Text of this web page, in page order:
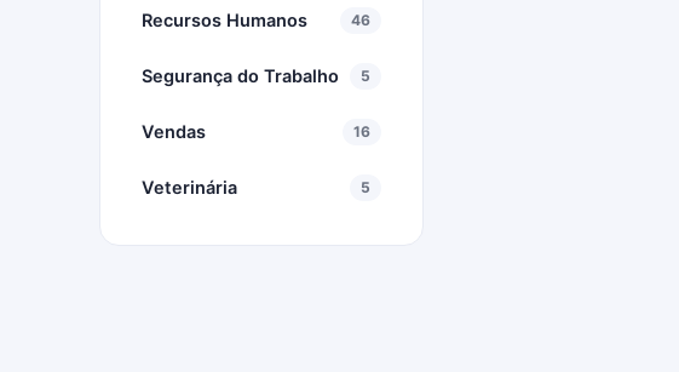
Recursos Humanos 46
Segurança do Trabalho 5
Vendas 16
Veterinária 5